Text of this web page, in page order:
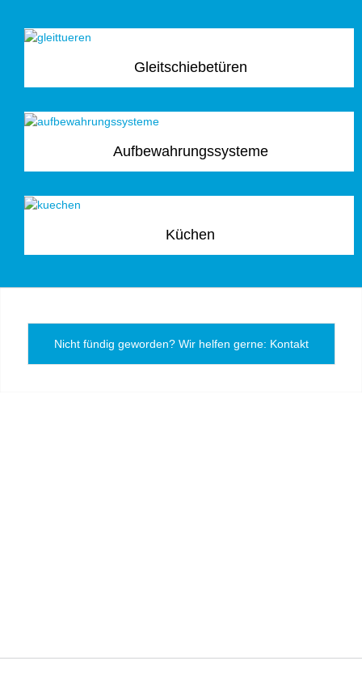
Gleitschiebetüren
Aufbewahrungssysteme
Küchen
Nicht fündig geworden? Wir helfen gerne: Kontakt